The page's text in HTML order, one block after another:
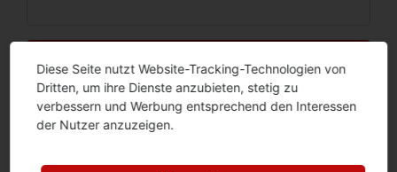
Blog-Kategorien
Diese Seite nutzt Website-Tracking-Technologien von
Dritten, um ihre Dienste anzubieten, stetig zu
verbessern und Werbung entsprechend den Interessen
der Nutzer anzuzeigen.